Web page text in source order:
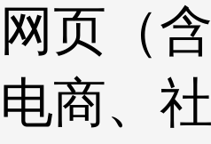
网页（
电商、